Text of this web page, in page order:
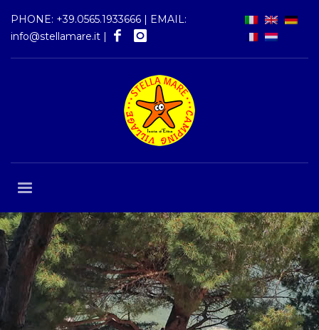
PHONE: +39.0565.1933666 | EMAIL:
info@stellamare.it |